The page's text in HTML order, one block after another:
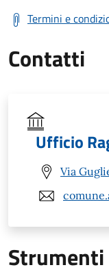
Termini e
Contatti
Ufficio
Via